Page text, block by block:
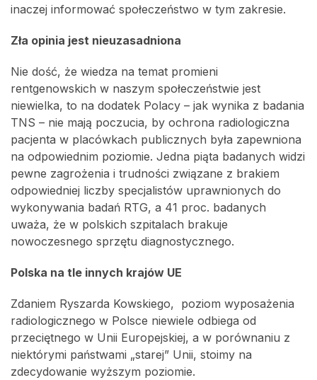
inaczej informować społeczeństwo w tym zakresie.
Zła opinia jest nieuzasadniona
Nie dość, że wiedza na temat promieni
rentgenowskich w naszym społeczeństwie jest
niewielka, to na dodatek Polacy – jak wynika z badania
TNS – nie mają poczucia, by ochrona radiologiczna
pacjenta w placówkach publicznych była zapewniona
na odpowiednim poziomie. Jedna piąta badanych widzi
pewne zagrożenia i trudności związane z brakiem
odpowiedniej liczby specjalistów uprawnionych do
wykonywania badań RTG, a 41 proc. badanych
uważa, że w polskich szpitalach brakuje
nowoczesnego sprzętu diagnostycznego.
Polska na tle innych krajów UE
Zdaniem Ryszarda Kowskiego, poziom wyposażenia
radiologicznego w Polsce niewiele odbiega od
przeciętnego w Unii Europejskiej, a w porównaniu z
niektórymi państwami „starej” Unii, stoimy na
zdecydowanie wyższym poziomie.